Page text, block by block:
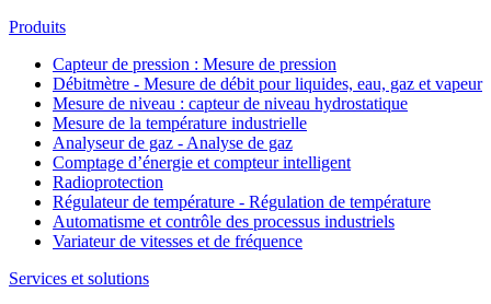
Produits
Capteur de pression : Mesure de pression
Débitmètre - Mesure de débit pour liquides, eau, gaz et vapeur
Mesure de niveau : capteur de niveau hydrostatique
Mesure de la température industrielle
Analyseur de gaz - Analyse de gaz
Comptage d’énergie et compteur intelligent
Radioprotection
Régulateur de température - Régulation de température
Automatisme et contrôle des processus industriels
Variateur de vitesses et de fréquence
Services et solutions